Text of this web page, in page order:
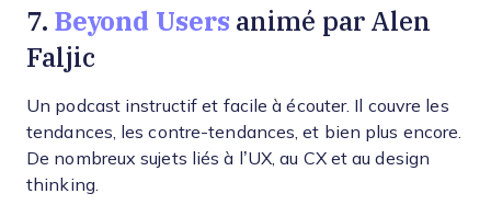
7. Beyond Users animé par Alen
Faljic
Un podcast instructif et facile à écouter. Il couvre les
tendances, les contre-tendances, et bien plus encore.
De nombreux sujets liés à l’UX, au CX et au design
thinking.